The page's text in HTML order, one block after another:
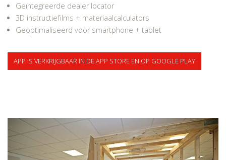
Geïntegreerde dealer locator
3D instructiefilms + materiaalcalculators
Geoptimaliseerd voor smartphone + tablet
APP IS VERKRIJGBAAR IN DE APP STORE EN OP GOOGLE PLAY